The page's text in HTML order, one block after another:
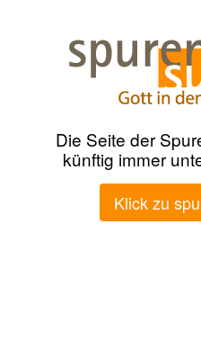
Die Seite der
künftig immer
Klick zu